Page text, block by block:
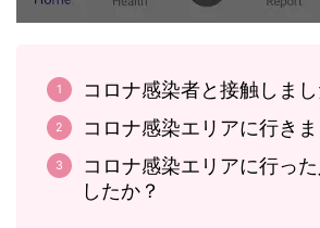
コロナ感染者と接触しまし
コロナ感染エリアに行きま
コロナ感染エリアに行っ
したか？